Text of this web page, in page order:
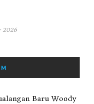
2026
Baru Woody